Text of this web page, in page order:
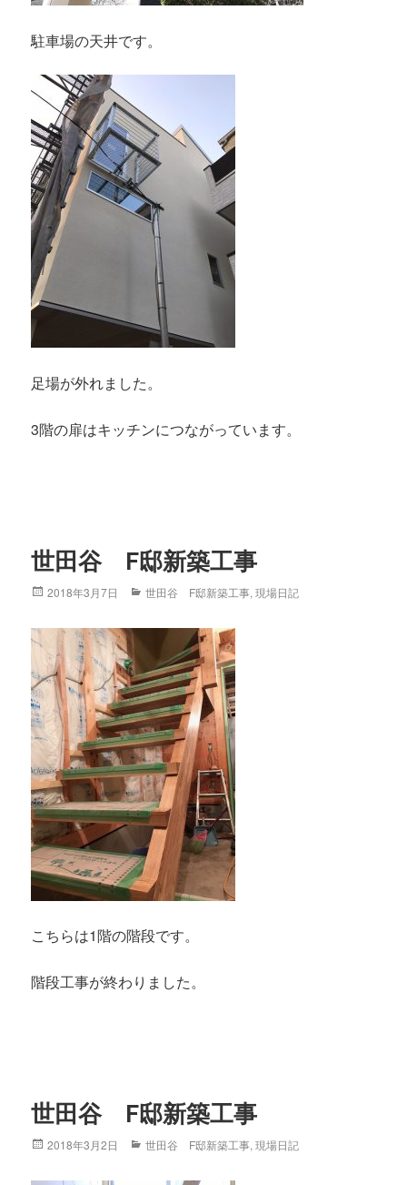
駐車場の天井です。
足場が外れました。
3階の扉はキッチンにつながっています。
世田谷 F邸新築工事
Posted
2018年3月7日 Categories
世田谷 F邸新築工事,現場日記
こちらは1階の階段です。
階段工事が終わりました。
世田谷 F邸新築工事
Posted
2018年3月2日 Categories
世田谷 F邸新築工事,現場日記